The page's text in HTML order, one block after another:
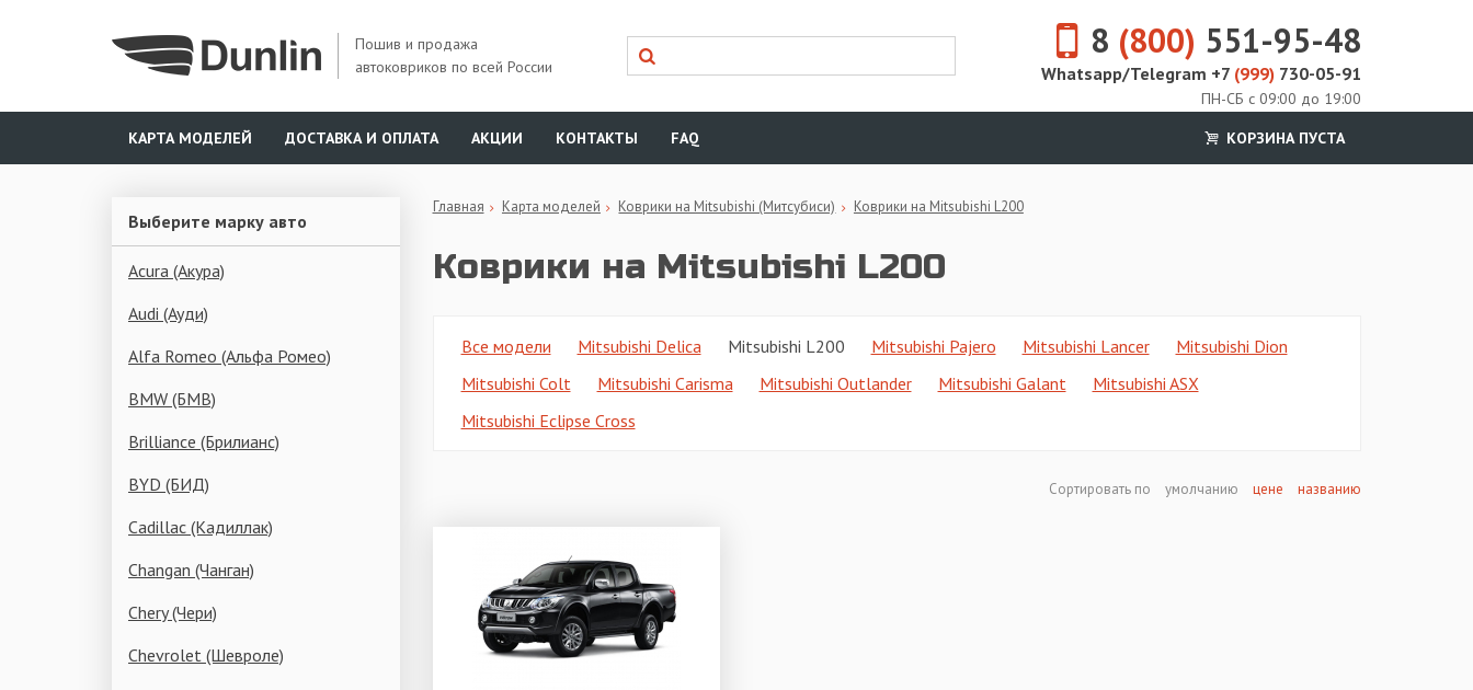
Пошив и продажа
автоковриков по всей России
8 (800) 551-95-48
Whatsapp/Telegram +7 (999) 730-05-91
ПН-СБ с 09:00 до 19:00
КАРТА МОДЕЛЕЙ
ДОСТАВКА И ОПЛАТА АКЦИИ КОНТАКТЫ FAQ КОРЗИНА ПУСТА
Выберите марку авто
Acura (Акура)
Audi (Ауди)
Alfa Romeo (Альфа Ромео)
BMW (БМВ)
Brilliance (Брилианс)
BYD (БИД)
Cadillac (Кадиллак)
Changan (Чанган)
Chery (Чери)
Chevrolet (Шевроле)
Главная Карта моделей Коврики на Mitsubishi (Митсубиси) Коврики на Mitsubishi L200
Коврики на Mitsubishi L200
Все модели Mitsubishi Delica Mitsubishi L200 Mitsubishi Pajero Mitsubishi Lancer
Mitsubishi Dion
Mitsubishi Colt
Mitsubishi Carisma Mitsubishi Outlander Mitsubishi Galant
Mitsubishi ASX
Mitsubishi Eclipse Cross
Сортировать по умолчанию цене названию